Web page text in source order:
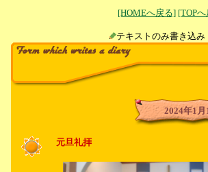
[HOMEへ戻る] [TOP
テキストのみ書
2024年1月
元旦礼拝